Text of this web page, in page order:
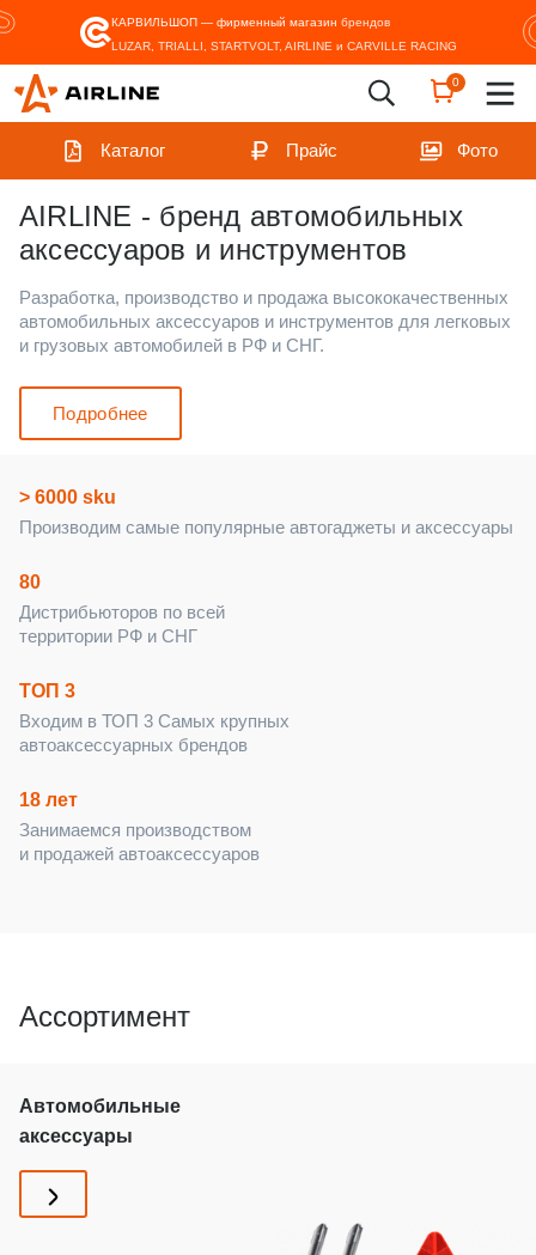
КАРВИЛЬШОП — фирменный магазин брендов
LUZAR, TRIALLI, STARTVOLT, AIRLINE и CARVILLE RACING
0
Каталог Прайс Фото
AIRLINE - бренд автомобильных
аксессуаров и инструментов
Разработка, производство и продажа высококачественных
автомобильных аксессуаров и инструментов для легковых
и грузовых автомобилей в РФ и СНГ.
Подробнее
> 6000 sku
Производим самые популярные автогаджеты и аксессуары
80
Дистрибьюторов по всей
территории РФ и СНГ
ТОП 3
Входим в ТОП 3 Самых крупных
автоаксессуарных брендов
18 лет
Занимаемся производством
и продажей автоаксессуаров
Ассортимент
Автомобильные
аксессуары